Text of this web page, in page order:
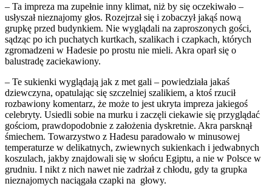
– Ta impreza ma zupełnie inny klimat, niż by się oczekiwało –
usłyszał nieznajomy głos. Rozejrzał się i zobaczył jakąś nową
grupkę przed budynkiem. Nie wyglądali na zaproszonych gości,
sądząc po ich puchatych kurtkach, szalikach i czapkach, których
zgromadzeni w Hadesie po prostu nie mieli. Akra oparł się o
balustradę zaciekawiony.
– Te sukienki wyglądają jak z met gali – powiedziała jakaś
dziewczyna, opatulając się szczelniej szalikiem, a ktoś rzucił
rozbawiony komentarz, że może to jest ukryta impreza jakiegoś
celebryty. Usiedli sobie na murku i zaczęli ciekawie się przyglądać
gościom, prawdopodobnie z założenia dyskretnie. Akra parsknął
śmiechem. Towarzystwo z Hadesu paradowało w minusowej
temperaturze w delikatnych, zwiewnych sukienkach i jedwabnych
koszulach, jakby znajdowali się w słońcu Egiptu, a nie w Polsce w
grudniu. I nikt z nich nawet nie zadrżał z chłodu, gdy ta grupka
nieznajomych naciągała czapki na głowy.